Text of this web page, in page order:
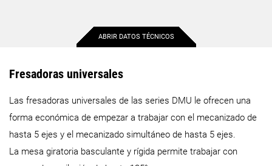
Máx. recorrido Y
Máx. recorrido Z
370 mm
290 mm
450 mm
420 mm
ABRIR DATOS TÉCNICOS
Fresadoras universales
Las fresadoras universales de las series DMU le ofrecen una
forma económica de empezar a trabajar con el mecanizado de
hasta 5 ejes y el mecanizado simultáneo de hasta 5 ejes.
La mesa giratoria basculante y rígida permite trabajar con